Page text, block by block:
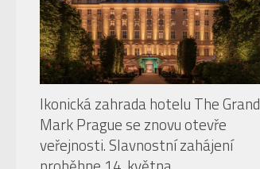
Ikonická zahrada hotelu The Grand
Mark Prague se znovu otevře
veřejnosti. Slavnostní zahájení